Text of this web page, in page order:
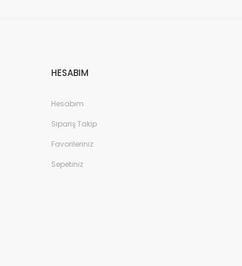
HESABIM
Hesabım
Sipariş Takip
Favorileriniz
Sepetiniz